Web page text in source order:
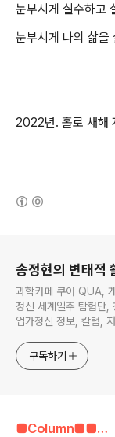
눈부시게 실수하고
눈부시게 나의 삶을
2022년. 홀로 새해
송정현의 변태적
과학카페 쿠아 QUA,
정신 세계일주 탐험단
업가정신 정보, 칼럼,
구독하기
■Column■■■■■/기업가정신 칼럼